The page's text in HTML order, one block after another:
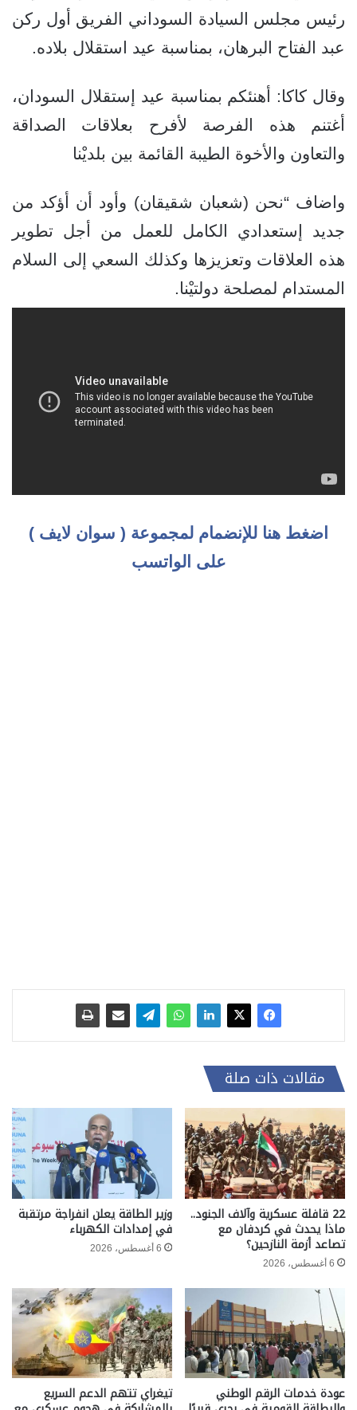
رئيس مجلس السيادة السوداني الفريق أول ركن
عبد الفتاح البرهان، بمناسبة عيد استقلال بلاده.
وقال كاكا: أهنئكم بمناسبة عيد إستقلال السودان،
أغتنم هذه الفرصة لأفرح بعلاقات الصداقة
والتعاون والأخوة الطيبة القائمة بين بلديْنا
واضاف “نحن (شعبان شقيقان) وأود أن أؤكد من
جديد إستعدادي الكامل للعمل من أجل تطوير
هذه العلاقات وتعزيزها وكذلك السعي إلى السلام
المستدام لمصلحة دولتيْنا.
اضغط هنا للإنضمام لمجموعة ( سوان لايف )
على الواتسب
مقالات ذات صلة
22 قافلة عسكرية وآلاف الجنود..
ماذا يحدث في كردفان مع
تصاعد أزمة النازحين؟
6 أغسطس، 2026
وزير الطاقة يعلن انفراجة مرتقبة
في إمدادات الكهرباء
6 أغسطس، 2026
عودة خدمات الرقم الوطني تيغراي تتهم الدعم السريع